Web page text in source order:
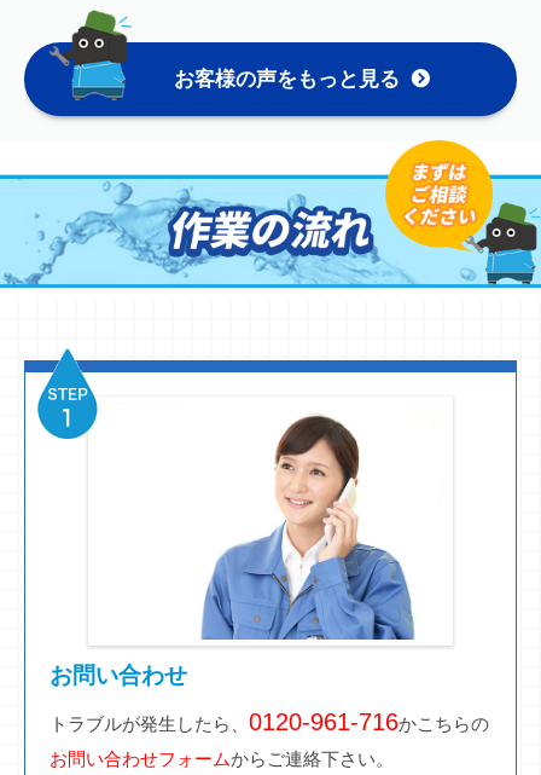
お客様の声をもっと見る
お問い合わせ
トラブルが発生したら、 0120-961-716かこちらの
お問い合わせフォームからご連絡下さい。